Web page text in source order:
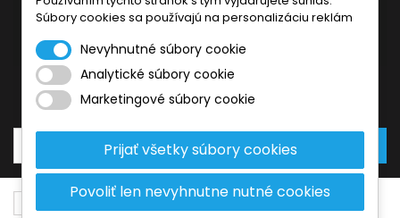
Košík0Produkty
Súbory cookies sa používajú na personalizáciu reklám
Nevyhnutné súbory cookie
Analytické súbory cookie
Marketingové súbory cookie
Prijať všetky súbory cookies
Povoliť len nevyhnutne nutné cookies